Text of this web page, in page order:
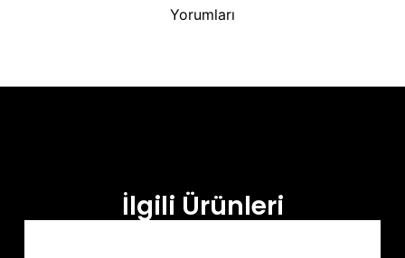
Yorumları
İlgili Ürünleri